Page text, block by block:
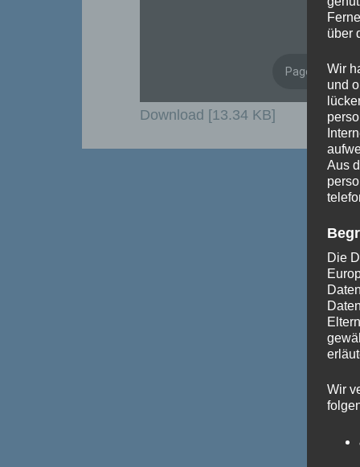
Download [13.34 KB]
über
Wir
und
Aus
Die
Wir